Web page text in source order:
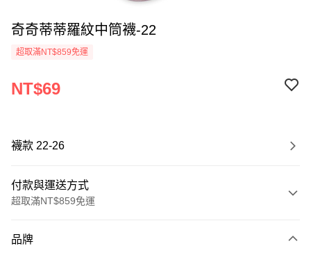
奇奇蒂蒂羅紋中筒襪-22
超取滿NT$859免運
NT$69
襪款 22-26
付款與運送方式
超取滿NT$859免運
信用卡一次付款
品牌